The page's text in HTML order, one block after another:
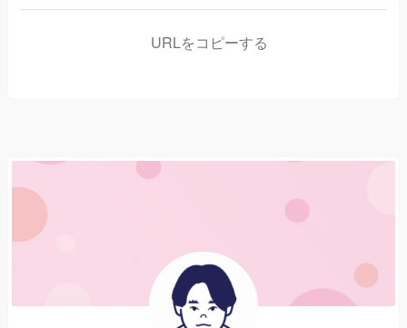
URLをコピーする